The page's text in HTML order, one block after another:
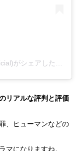
판타지오 fantagio official(@fantagio_official)がシェアした投稿
リアルな評判と評価
、ヒューマンなどの
マになりますね。